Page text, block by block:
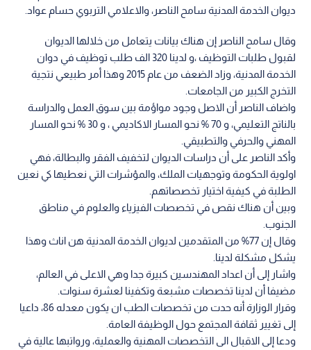
ديوان الخدمة المدنية سامح الناصر، والاعلامي التربوي حسام عواد.
وقال سامح الناصر إن هناك بيانات يتعامل من خلالها الديوان
لقبول طلبات التوظيف ،و لدينا 320 الف طلب توظيف في دوان
الخدمة المدنية، وزاد الضعف من عام 2015 وهذا أمر طبيعي نتجية
التخرج الكبير من الجامعات.
واضاف الناصر أن الاصل وجود مواؤمة بين سوق العمل والدراسة
بالناتج التعليمي، و 70 % نحو المسار الاكاديمي ، و 30 % نحو المسار
المهني والحرفي والتطبيقي.
وأكد الناصر على أن دراسات الديوان لتخفيف الفقر والبطالة، فهي
اولوية الحكومة وتوجهيات الملك، والمؤشرات التي نعطيها كي نعين
الطلبة في كيفية اختيار تخصصاتهم.
وبين أن هناك نقص في تخصصات الفيزياء والعلوم في مناطق
الجنوب.
وقال إن 77% من المتقدمين لديوان الخدمة المدنية هن اناث وهذا
يشكل مشكلة لدينا.
واشار إلى أن اعداد المهندسين كبيرة جدا وهي الاعلى في العالم،
مضيفا أن لدينا تخصصات مشبعة وتكفينا لعشرة سنوات.
وقرار الوزارة أنه حدت من تخصصات الطب ان يكون معدله 86، داعيا
إلى تغيير ثقافة المجتمع حول الوظيفة العامة.
ودعا إلى الاقبال الى التخصصات المهنية والعملية، ورواتبها عالية في